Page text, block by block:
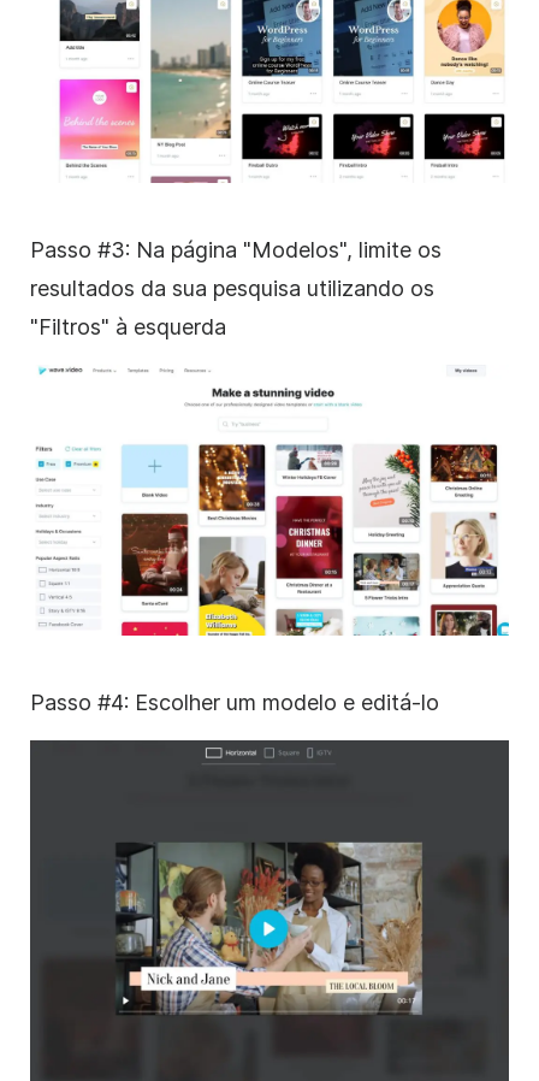
Passo #3: Na página "Modelos", limite os
resultados da sua pesquisa utilizando os
"Filtros" à esquerda
Passo #4: Escolher um modelo e editá-lo